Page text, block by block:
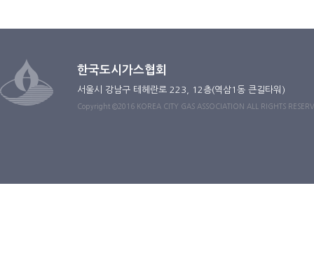
한국도시가스협회
서울시 강남구 테헤란로 223, 12층(역삼1동 큰길타워)
Copyright ©2016 KOREA CITY GAS ASSOCIATION ALL RIGHTS